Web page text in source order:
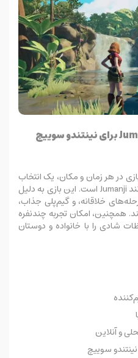
چرا Jumanji: The Video Game برای نینتندو سوییچ
در هر زمان و مکان، یک انتخاب
عالی برای بازی‌های ماجراجویانه مانند Jumanji است. این بازی به دلیل
خلاقانه، و گیم‌پلی جذاب،
همچنین، امکان تجربه چندنفره
شادی را با خانواده و دوستان
و آنلاین
سوییچ